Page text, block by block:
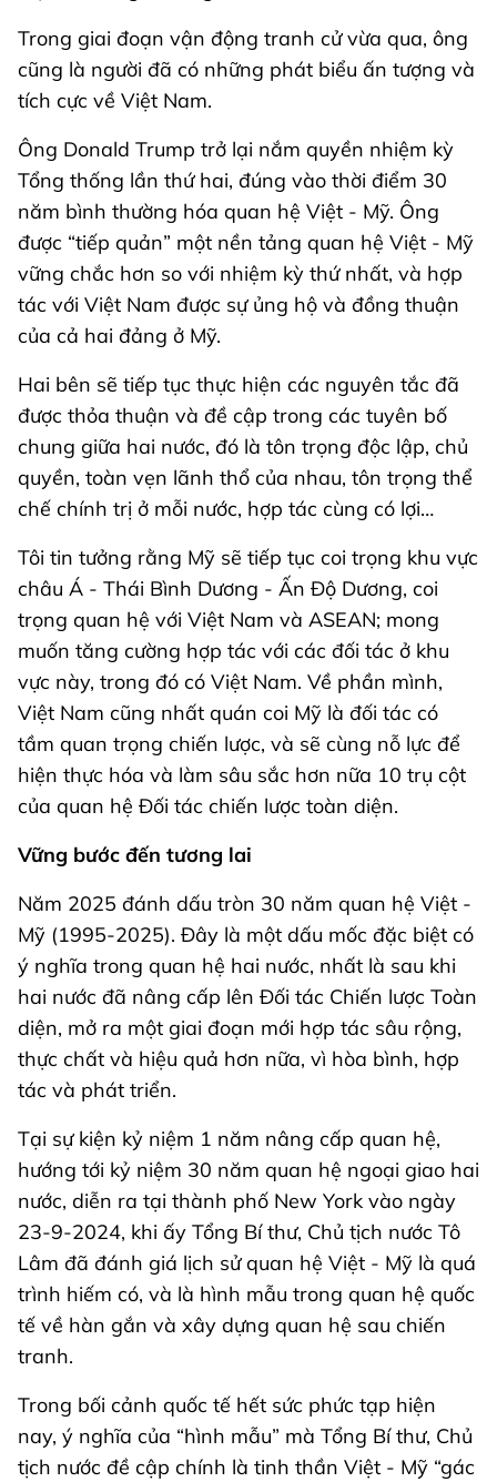
Trong giai đoạn vận động tranh cử vừa qua, ông
cũng là người đã có những phát biểu ấn tượng và
tích cực về Việt Nam.
Ông Donald Trump trở lại nắm quyền nhiệm kỳ
Tổng thống lần thứ hai, đúng vào thời điểm 30
năm bình thường hóa quan hệ Việt - Mỹ. Ông
được “tiếp quản” một nền tảng quan hệ Việt - Mỹ
vững chắc hơn so với nhiệm kỳ thứ nhất, và hợp
tác với Việt Nam được sự ủng hộ và đồng thuận
của cả hai đảng ở Mỹ.
Hai bên sẽ tiếp tục thực hiện các nguyên tắc đã
được thỏa thuận và đề cập trong các tuyên bố
chung giữa hai nước, đó là tôn trọng độc lập, chủ
quyền, toàn vẹn lãnh thổ của nhau, tôn trọng thể
chế chính trị ở mỗi nước, hợp tác cùng có lợi…
Tôi tin tưởng rằng Mỹ sẽ tiếp tục coi trọng khu vực
châu Á - Thái Bình Dương - Ấn Độ Dương, coi
trọng quan hệ với Việt Nam và ASEAN; mong
muốn tăng cường hợp tác với các đối tác ở khu
vực này, trong đó có Việt Nam. Về phần mình,
Việt Nam cũng nhất quán coi Mỹ là đối tác có
tầm quan trọng chiến lược, và sẽ cùng nỗ lực để
hiện thực hóa và làm sâu sắc hơn nữa 10 trụ cột
của quan hệ Đối tác chiến lược toàn diện.
Vững bước đến tương lai
Năm 2025 đánh dấu tròn 30 năm quan hệ Việt -
Mỹ (1995-2025). Đây là một dấu mốc đặc biệt có
ý nghĩa trong quan hệ hai nước, nhất là sau khi
hai nước đã nâng cấp lên Đối tác Chiến lược Toàn
diện, mở ra một giai đoạn mới hợp tác sâu rộng,
thực chất và hiệu quả hơn nữa, vì hòa bình, hợp
tác và phát triển.
Tại sự kiện kỷ niệm 1 năm nâng cấp quan hệ,
hướng tới kỷ niệm 30 năm quan hệ ngoại giao hai
nước, diễn ra tại thành phố New York vào ngày
23-9-2024, khi ấy Tổng Bí thư, Chủ tịch nước Tô
Lâm đã đánh giá lịch sử quan hệ Việt - Mỹ là quá
trình hiếm có, và là hình mẫu trong quan hệ quốc
tế về hàn gắn và xây dựng quan hệ sau chiến
tranh.
Trong bối cảnh quốc tế hết sức phức tạp hiện
nay, ý nghĩa của “hình mẫu” mà Tổng Bí thư, Chủ
tịch nước đề cập chính là tinh thần Việt - Mỹ “gác